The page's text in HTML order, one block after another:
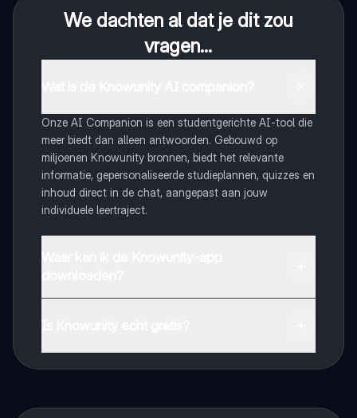
We dachten al dat je dit zou
vragen...
Onze AI Companion is een studentgerichte AI-tool die
meer biedt dan alleen antwoorden. Gebouwd op
miljoenen Knowunity bronnen, biedt het relevante
informatie, gepersonaliseerde studieplannen, quizzes en
inhoud direct in de chat, aangepast aan jouw
individuele leertraject.